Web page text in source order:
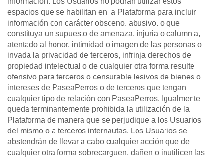
espacios que se habilitan en la Plataforma para incluir
información con carácter obsceno, abusivo, o que
constituya un supuesto de amenaza, injuria o calumnia,
atentado al honor, intimidad o imagen de las personas o
invada la privacidad de terceros, infrinja derechos de
propiedad intelectual o de cualquier otra forma resulte
ofensivo para terceros o censurable lesivos de bienes o
intereses de PaseaPerros o de terceros que tengan
cualquier tipo de relación con PaseaPerros. Igualmente
queda terminantemente prohibida la utilización de la
Plataforma de manera que se perjudique a los Usuarios
del mismo o a terceros internautas. Los Usuarios se
abstendrán de llevar a cabo cualquier acción que de
cualquier otra forma sobrecarguen, dañen o inutilicen las